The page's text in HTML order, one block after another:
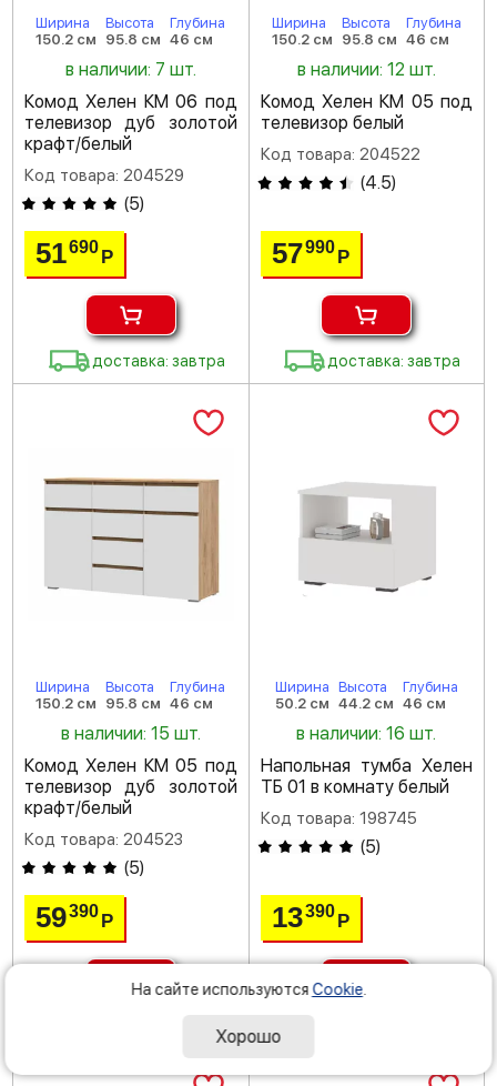
Ширина
150.2 см
Высота
95.8 см
Глубина
46 см
в наличии: 7 шт.
Комод Хелен КМ 06 под
телевизор дуб золотой
крафт/белый
Код товара: 204529
(5)
51690Р
доставка: завтра
Ширина
150.2 см
Высота
95.8 см
Глубина
46 см
в наличии: 12 шт.
Комод Хелен КМ 05 под
телевизор белый
Код товара: 204522
(4.5)
57990 Р
доставка: завтра
Ширина
150.2 см
Высота
95.8 см
Глубина
46 см
в наличии: 15 шт.
Комод Хелен КМ 05 под
телевизор дуб золотой
крафт/белый
Код товара: 204523
(5)
59390Р
Ширина
50.2 см
Высота
44.2 см
Глубина
46 см
в наличии: 16 шт.
Напольная тумба Хелен
ТБ 01 в комнату белый
Код товара: 198745
(5)
13390 Р
На сайте используются Cookie
Хорошо